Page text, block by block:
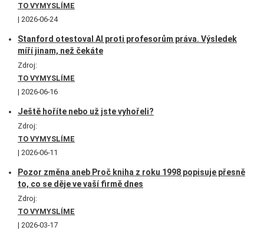
TO VYMYSLÍME
2026-06-24
Stanford otestoval AI proti profesorům práva. Výsledek
míří jinam, než čekáte
Zdroj:
TO VYMYSLÍME
2026-06-16
Ještě hoříte nebo už jste vyhořeli?
Zdroj:
TO VYMYSLÍME
2026-06-11
Pozor změna aneb Proč kniha z roku 1998 popisuje přesně
to, co se děje ve vaší firmě dnes
Zdroj:
TO VYMYSLÍME
2026-03-17